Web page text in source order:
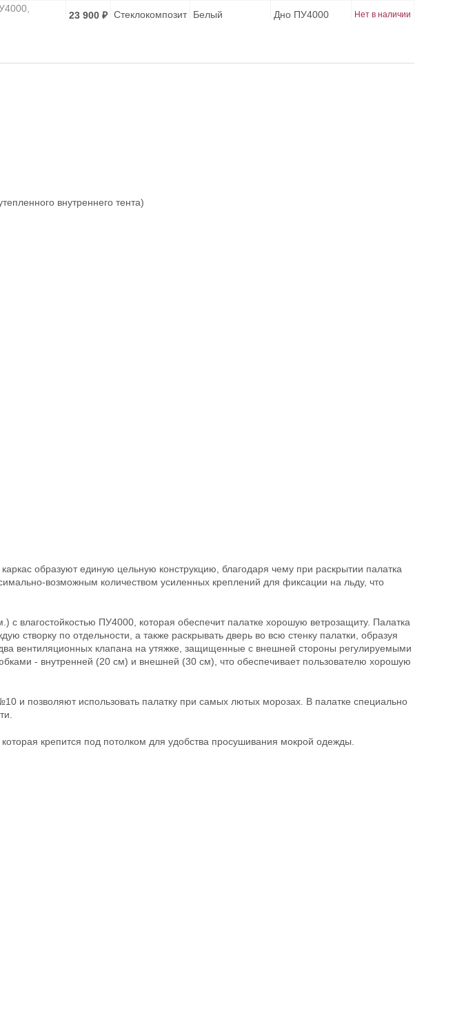
23 900 ₽ Стеклокомпозит Белый Дно ПУ4000 Нет в наличии
внутреннего тента)
образуют единую цельную конструкцию, благодаря чему при раскрытии палатка
возможным количеством усиленных креплений для фиксации на льду, что
влагостойкостью ПУ4000, которая обеспечит палатке хорошую ветрозащиту. Палатка
по отдельности, а также раскрывать дверь во всю стенку палатки, образуя
вентиляционных клапана на утяжке, защищенные с внешней стороны регулируемыми
- внутренней (20 см) и внешней (30 см), что обеспечивает пользователю хорошую
и позволяют использовать палатку при самых лютых морозах. В палатке специально
крепится под потолком для удобства просушивания мокрой одежды.